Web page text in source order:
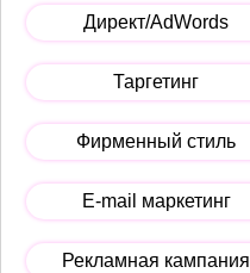
Директ/AdWords
Таргетинг
Фирменный стиль
E-mail маркетинг
Рекламная кампания